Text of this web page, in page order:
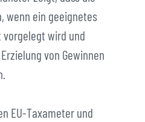
wenn ein geeignetes
wird und
von Gewinnen
EU-Taxameter und